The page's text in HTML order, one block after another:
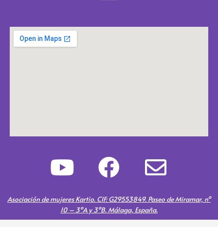
Y
o
u
t
F
a
c
e
E
n
v
e
Asociación de mujeres Kartio. CIF: G29553849. Paseo de Miramar, nº
10 – 3ºA y 3ºB. Málaga, España.